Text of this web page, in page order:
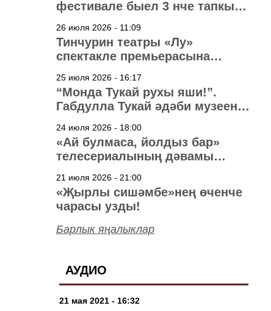
фестивале быел 3 нче тапкыр
26 июля 2026 - 11:09
Тинчурин театры «Лу»
спектакле премьерасына
25 июля 2026 - 16:17
“Монда Тукай рухы яши!”.
Габдулла Тукай әдәби музеена
24 июля 2026 - 18:00
«Ай булмаса, йолдыз бар»
телесериалының дәвамы
21 июля 2026 - 21:00
«Җырлы сишәмбе»нең өченче
чарасы узды!
Барлык яңалыклар
АУДИО
21 мая 2021 - 16:32